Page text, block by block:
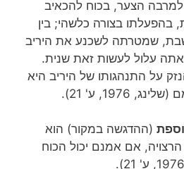
למרבה הצער, בכוח להכאיב
בהפעלתו בצורה כלשהי; בין
שמטרתה לשכנע את היריב
אתה עלול לעשות זאת שנית.
על התנהגותו של היריב היא
ע' 21).
(ההדגשה במקור) הוא
אם אמנם יכול הכוח